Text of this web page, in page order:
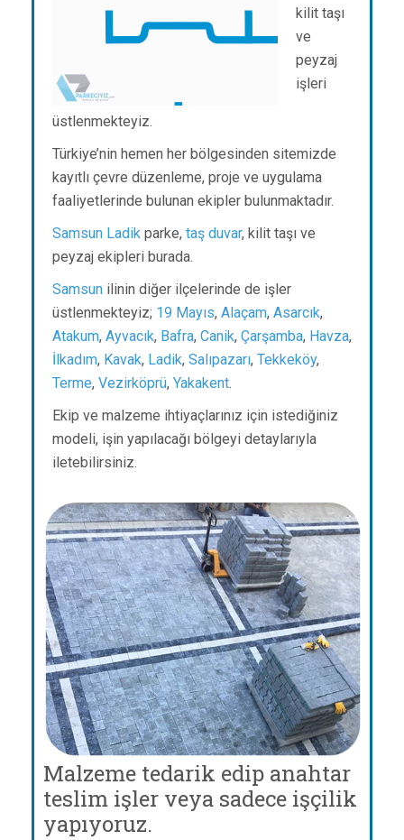
kilit taşı
ve
peyzaj
işleri
üstlenmekteyiz.
Türkiye’nin hemen her bölgesinden sitemizde
kayıtlı çevre düzenleme, proje ve uygulama
faaliyetlerinde bulunan ekipler bulunmaktadır.
Samsun Ladik parke, taş duvar, kilit taşı ve
peyzaj ekipleri burada.
Samsun ilinin diğer ilçelerinde de işler
üstlenmekteyiz; 19 Mayıs, Alaçam, Asarcık,
Atakum, Ayvacık, Bafra, Canik, Çarşamba, Havza,
İlkadım, Kavak, Ladik, Salıpazarı, Tekkeköy,
Terme, Vezirköprü, Yakakent.
Ekip ve malzeme ihtiyaçlarınız için istediğiniz
modeli, işin yapılacağı bölgeyi detaylarıyla
iletebilirsiniz.
Malzeme tedarik edip anahtar
teslim işler veya sadece işçilik
yapıyoruz.